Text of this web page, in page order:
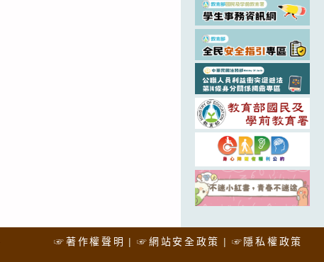
☞著作權聲明 ☞網站安全政策 ☞隱私權政策